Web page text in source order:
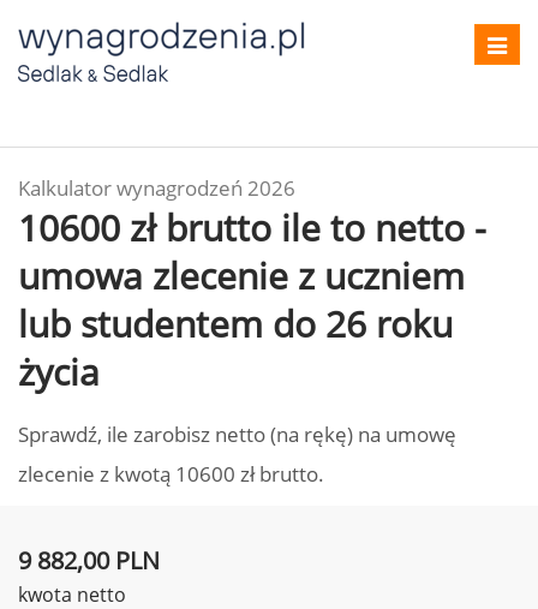
Kalkulator wynagrodzeń 2026
10600 zł brutto ile to netto -
umowa zlecenie z uczniem
lub studentem do 26 roku
życia
Sprawdź, ile zarobisz netto (na rękę) na umowę
zlecenie z kwotą 10600 zł brutto.
9 882,00 PLN
kwota netto